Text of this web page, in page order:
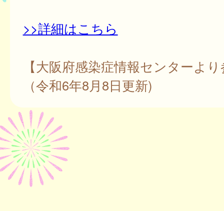
>>詳細はこちら
【大阪府感染症情報センターよ
（令和6年8月8日更新)